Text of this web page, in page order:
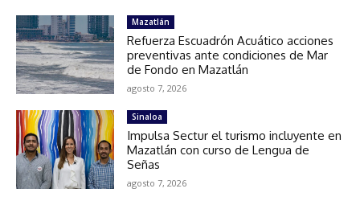
Mazatlán
Refuerza Escuadrón Acuático acciones
preventivas ante condiciones de Mar
de Fondo en Mazatlán
agosto 7, 2026
Sinaloa
Impulsa Sectur el turismo incluyente en
Mazatlán con curso de Lengua de
Señas
agosto 7, 2026